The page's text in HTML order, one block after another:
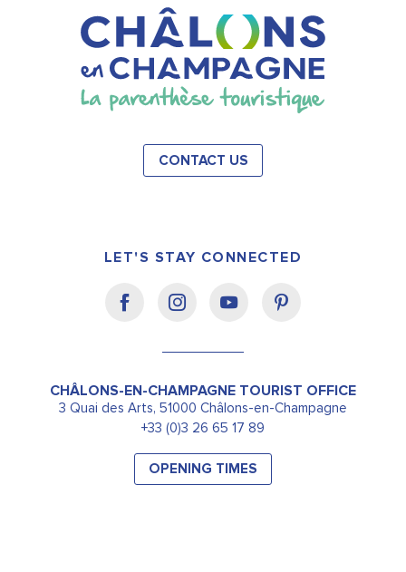
CONTACT US
LET'S STAY CONNECTED
CHÂLONS-EN-CHAMPAGNE TOURIST OFFICE
3 Quai des Arts, 51000 Châlons-en-Champagne
+33 (0)3 26 65 17 89
OPENING TIMES